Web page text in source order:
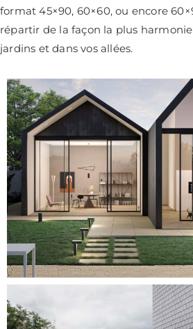
format 45×90, 60×60, ou encore
répartir de la façon la plus
jardins et dans vos allées.